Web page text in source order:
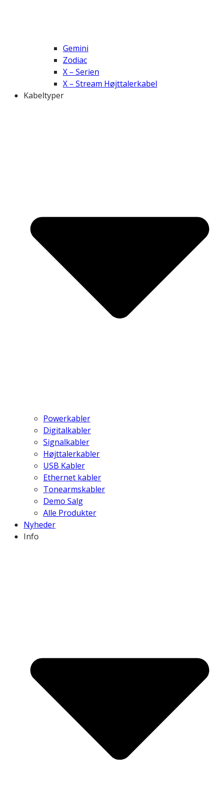
Gemini
Zodiac
X – Serien
X – Stream Højttalerkabel
Kabeltyper
Powerkabler
Digitalkabler
Signalkabler
Højttalerkabler
USB Kabler
Ethernet kabler
Tonearmskabler
Demo Salg
Alle Produkter
Nyheder
Info